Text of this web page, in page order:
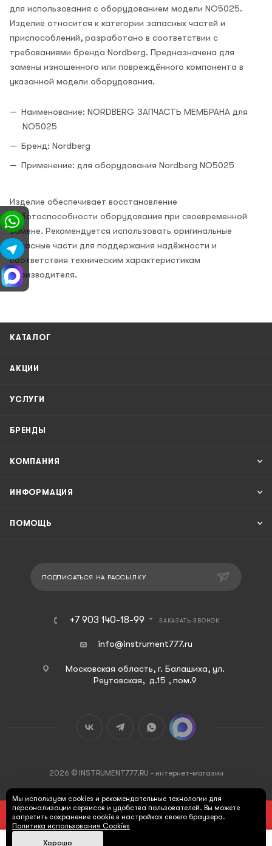
ПОД ЗАКАЗ
для использования с оборудованием модели NO5025.
Изделие относится к категории запасных частей и
приспособлений, разработано в соответствии с
требованиями бренда Nordberg. Предназначена для
замены изношенного или повреждённого компонента в
указанной модели оборудования.
Наименование: NORDBERG ЗАПЧАСТЬ МЕМБРАНА для
NO5025
Бренд: Nordberg
Применение: для оборудования Nordberg NO5025
Изделие обеспечивает восстановление
работоспособности оборудования при своевременной
замене. Рекомендуется использовать оригинальные
запасные части для поддержания надёжности и
соответствия техническим характеристикам
производителя.
КАТАЛОГ
АКЦИИ
УСЛУГИ
БРЕНДЫ
КОМПАНИЯ
ИНФОРМАЦИЯ
ПОМОЩЬ
ПОДПИСАТЬСЯ НА РАССЫЛКУ
+7 903 140-18-99 ЗАКАЗАТЬ ЗВОНОК
info@instrument777.ru
Московская область, г. Балашиха, ул.
Реутовская, д.15 , пом.9
2026 © INSTRUMENT777.RU - интернет-магазин
Мы используем cookies и рекомендательные технологии для
персонализации сервисов и удобства пользователей. Вы можете
запретить сохранение cookie в настройках своего браузера.
Политика использования Cookies
Хорошо